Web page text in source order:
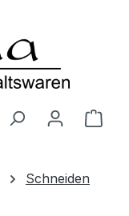
Schneiden